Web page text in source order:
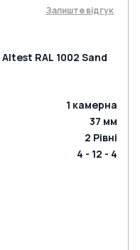
Залиште відгук
RAL 1002 Sand
1 камерна
37 мм
2 Рівні
4 - 12 - 4